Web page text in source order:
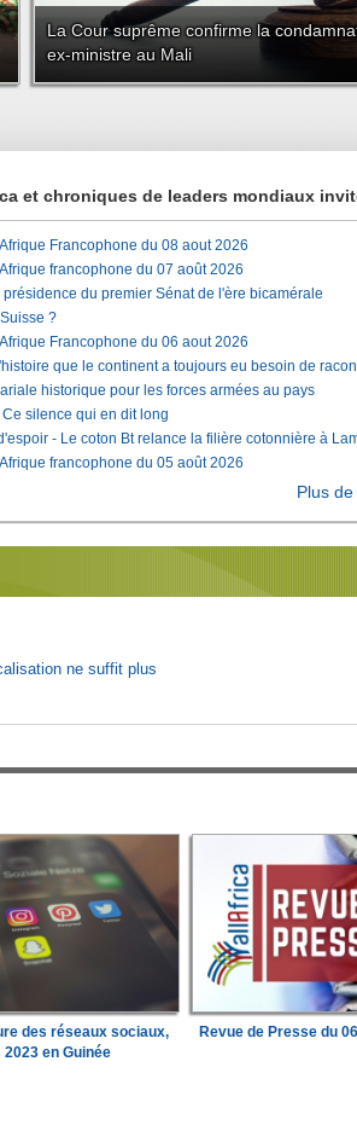
La Cour suprême confirme la
ex-ministre au Mali
et chroniques de leaders mondiaux
Francophone du 08 aout 2026
francophone du 07 août 2026
présidence du premier Sénat de l'ère bicamérale
?
Francophone du 06 aout 2026
que le continent a toujours eu besoin de
historique pour les forces armées au pays
silence qui en dit long
- Le coton Bt relance la filière cotonnière à
francophone du 05 août 2026
Plus
ne suffit plus
des réseaux sociaux,
2023 en Guinée
Revue de Presse du